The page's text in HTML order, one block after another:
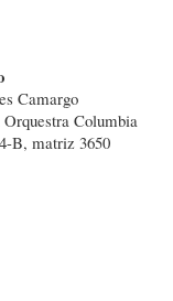
Camargo
Columbia
B, matriz 3650